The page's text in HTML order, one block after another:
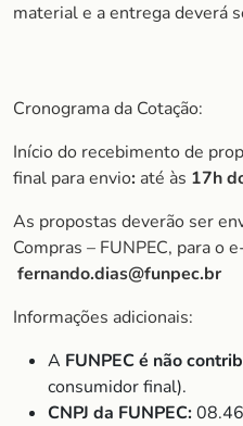
material e a entrega deverá
Cronograma da Cotação:
Início do recebimento de
final para envio: até às 17h
As propostas deverão ser
Compras – FUNPEC, para o
fernando.dias@funpec.br
Informações adicionais:
A FUNPEC é não
consumidor final).
CNPJ da FUNPEC: